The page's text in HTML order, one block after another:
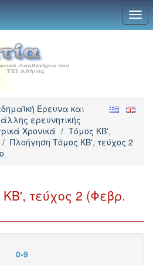
Έρευνα και
ερευνητικής
Χρονικά / Τόμος ΚΒ',
/ Πλοήγηση Τόμος ΚΒ', τεύχος 2
τεύχος 2 (Φεβρ.
0-9